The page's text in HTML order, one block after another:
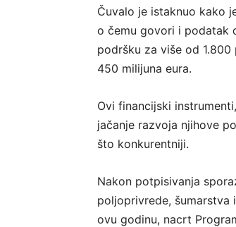
Čuvalo je istaknuo kako
o čemu govori i podatak
podršku za više od
450 milijuna eura.
Ovi financijski
jačanje razvoja njihove
što konkurentniji.
Nakon potpisivanja
poljoprivrede, šumarstva
ovu godinu, nacrt